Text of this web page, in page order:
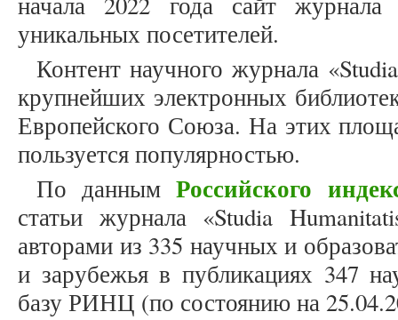
уникальных посетителей.
Контент научного журнала
крупнейших электронных
Европейского Союза. На этих
пользуется популярностью.
По даннымРоссийского
статьи журнала «Studia
авторами из 335 научных и
и зарубежья в публикациях 347
базу РИНЦ (по состоянию на